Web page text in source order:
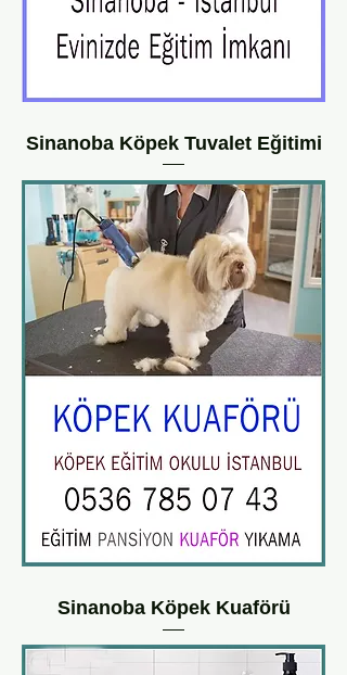
Sinanoba Köpek Tuvalet Eğitimi
Sinanoba Köpek Kuaförü